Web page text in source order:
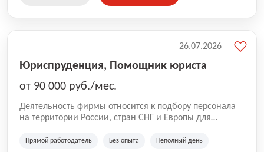
Юриспруденция, Помощник юриста
от 90 000 руб./мес.
Деятельность фирмы относится к подбору персонала
на территории России, стран СНГ и Европы для
культуре и развлечениям, информационным
Прямой работодатель Без опыта Неполный день
26.07.2026